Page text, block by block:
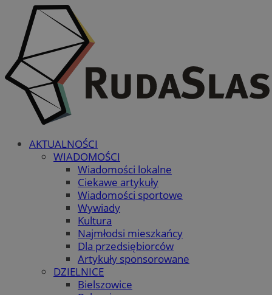
AKTUALNOŚCI
WIADOMOŚCI
Wiadomości lokalne
Ciekawe artykuły
Wiadomości sportowe
Wywiady
Kultura
Najmłodsi mieszkańcy
Dla przedsiębiorców
Artykuły sponsorowane
DZIELNICE
Bielszowice